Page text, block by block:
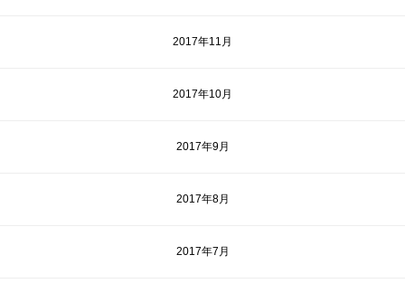
2017年11月
2017年10月
2017年9月
2017年8月
2017年7月